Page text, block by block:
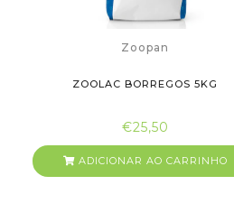
Zoopan
ZOOLAC BORREGOS 5KG
€25,50
ADICIONAR AO CARRINHO